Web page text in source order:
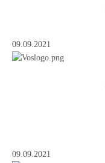
09.09.2021
09.09.2021